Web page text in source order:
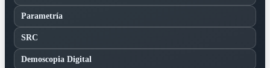
Parametría
SRC
Demoscopia Digital